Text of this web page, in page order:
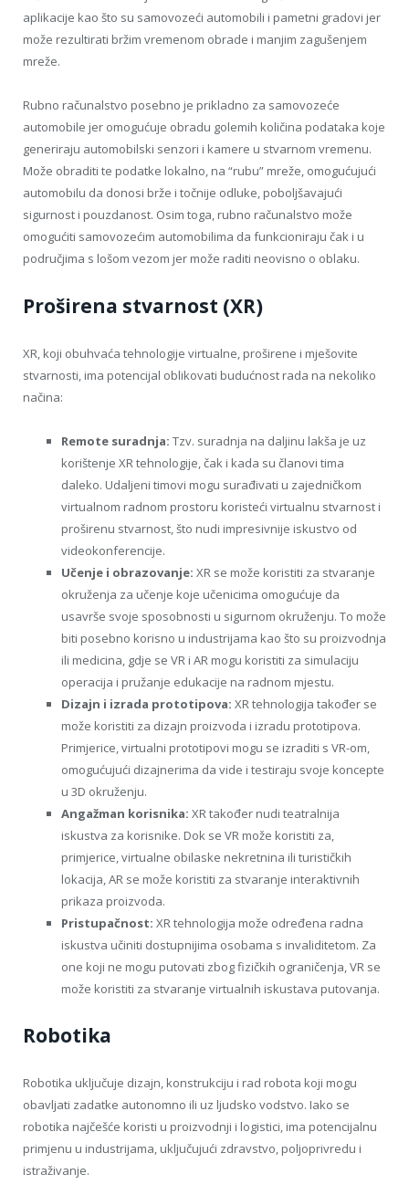
aplikacije kao što su samovozeći automobili i pametni gradovi jer
može rezultirati bržim vremenom obrade i manjim zagušenjem
mreže.
Rubno računalstvo posebno je prikladno za samovozeće
automobile jer omogućuje obradu golemih količina podataka koje
generiraju automobilski senzori i kamere u stvarnom vremenu.
Može obraditi te podatke lokalno, na “rubu” mreže, omogućujući
automobilu da donosi brže i točnije odluke, poboljšavajući
sigurnost i pouzdanost. Osim toga, rubno računalstvo može
omogućiti samovozećim automobilima da funkcioniraju čak i u
područjima s lošom vezom jer može raditi neovisno o oblaku.
Proširena stvarnost (XR)
XR, koji obuhvaća tehnologije virtualne, proširene i mješovite
stvarnosti, ima potencijal oblikovati budućnost rada na nekoliko
načina:
Remote suradnja: Tzv. suradnja na daljinu lakša je uz
korištenje XR tehnologije, čak i kada su članovi tima
daleko. Udaljeni timovi mogu surađivati ​​u zajedničkom
virtualnom radnom prostoru koristeći virtualnu stvarnost i
proširenu stvarnost, što nudi impresivnije iskustvo od
videokonferencije.
Učenje i obrazovanje: XR se može koristiti za stvaranje
okruženja za učenje koje učenicima omogućuje da
usavrše svoje sposobnosti u sigurnom okruženju. To može
biti posebno korisno u industrijama kao što su proizvodnja
ili medicina, gdje se VR i AR mogu koristiti za simulaciju
operacija i pružanje edukacije na radnom mjestu.
Dizajn i izrada prototipova: XR tehnologija također se
može koristiti za dizajn proizvoda i izradu prototipova.
Primjerice, virtualni prototipovi mogu se izraditi s VR-om,
omogućujući dizajnerima da vide i testiraju svoje koncepte
u 3D okruženju.
Angažman korisnika: XR također nudi teatralnija
iskustva za korisnike. Dok se VR može koristiti za,
primjerice, virtualne obilaske nekretnina ili turističkih
lokacija, AR se može koristiti za stvaranje interaktivnih
prikaza proizvoda.
Pristupačnost: XR tehnologija može određena radna
iskustva učiniti dostupnijima osobama s invaliditetom. Za
one koji ne mogu putovati zbog fizičkih ograničenja, VR se
može koristiti za stvaranje virtualnih iskustava putovanja.
Robotika
Robotika uključuje dizajn, konstrukciju i rad robota koji mogu
obavljati zadatke autonomno ili uz ljudsko vodstvo. Iako se
robotika najčešće koristi u proizvodnji i logistici, ima potencijalnu
primjenu u industrijama, uključujući zdravstvo, poljoprivredu i
istraživanje.